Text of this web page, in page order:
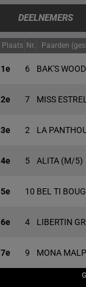
DEELNEMERS
Plaats Nr. Paarden
1e 6 BAK'S WOOD
2e 7 MISS
3e 2 LA
4e 5 ALITA (M/5)
5e 10 BEL TI BOUG
6e 4 LIBERTIN
7e 9 MONA